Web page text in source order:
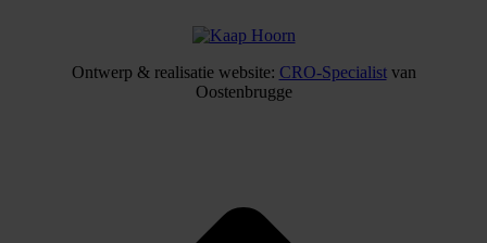
Ontwerp & realisatie website: CRO-Specialistvan
Oostenbrugge